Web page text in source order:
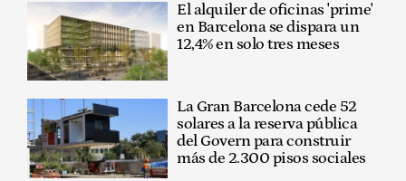
El alquiler de oficinas 'prime'
en Barcelona se dispara un
12,4% en solo tres meses
La Gran Barcelona cede 52
solares a la reserva pública
del Govern para construir
más de 2.300 pisos sociales